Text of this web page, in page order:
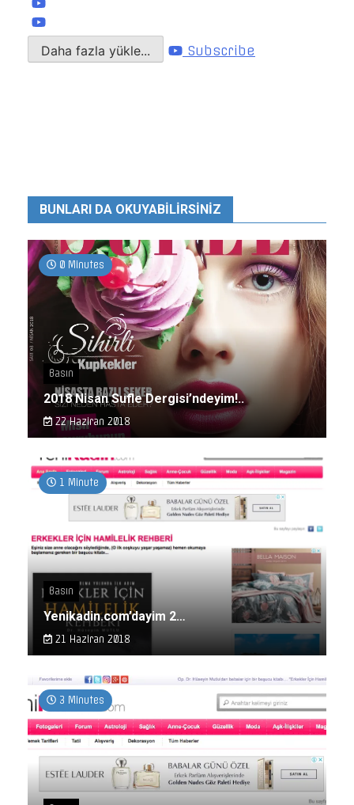
Daha fazla yükle... Subscribe
BUNLARI DA OKUYABILIRSINIZ
0 Minutes
Basın
2018 Nisan Sufle Dergisi’ndeyim!..
22 Haziran 2018
1 Minute
Basın
Yenikadin.com’dayim 2…
21 Haziran 2018
3 Minutes